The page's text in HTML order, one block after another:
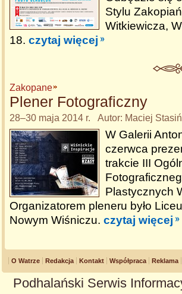
Stylu
Witkiewicza,
18. czytaj więcej
Zakopane
Plener Fotograficzny
28–30 maja 2014 r. Autor: Maciej
W Galerii
czerwca
trakcie III
Plastycznych
Organizatorem pleneru było
Nowym Wiśniczu. czytaj więcej
O Watrze Redakcja Kontakt Współpraca Reklama
Podhalański Serwis